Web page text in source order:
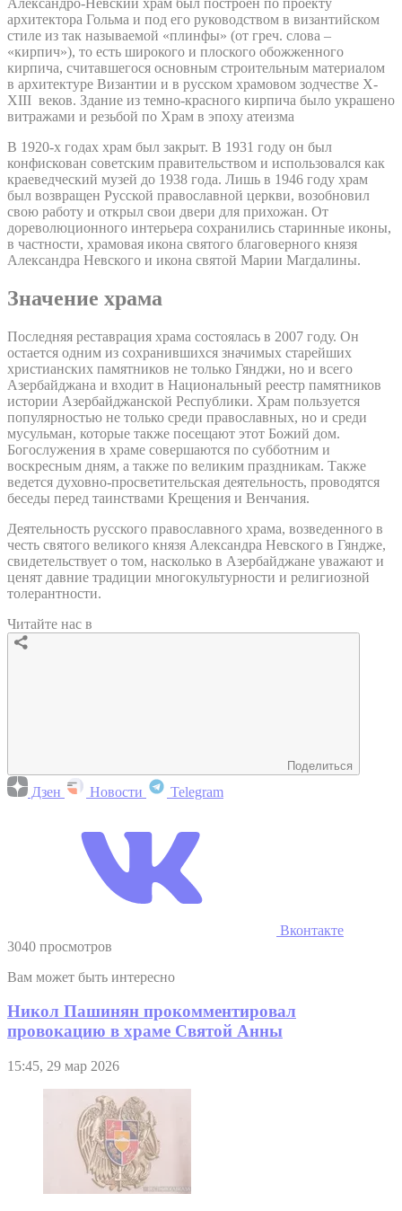
Александро-Невский храм был построен по проекту
архитектора Гольма и под его руководством в византийском
стиле из так называемой «плинфы» (от греч. слова –
«кирпич»), то есть широкого и плоского обожженного
кирпича, считавшегося основным строительным материалом
в архитектуре Византии и в русском храмовом зодчестве X-
XIII веков. Здание из темно-красного кирпича было украшено
витражами и резьбой по Храм в эпоху атеизма
В 1920-х годах храм был закрыт. В 1931 году он был
конфискован советским правительством и использовался как
краеведческий музей до 1938 года. Лишь в 1946 году храм
был возвращен Русской православной церкви, возобновил
свою работу и открыл свои двери для прихожан. От
дореволюционного интерьера сохранились старинные иконы,
в частности, храмовая икона святого благоверного князя
Александра Невского и икона святой Марии Магдалины.
Значение храма
Последняя реставрация храма состоялась в 2007 году. Он
остается одним из сохранившихся значимых старейших
христианских памятников не только Гянджи, но и всего
Азербайджана и входит в Национальный реестр памятников
истории Азербайджанской Республики. Храм пользуется
популярностью не только среди православных, но и среди
мусульман, которые также посещают этот Божий дом.
Богослужения в храме совершаются по субботним и
воскресным дням, а также по великим праздникам. Также
ведется духовно-просветительская деятельность, проводятся
беседы перед таинствами Крещения и Венчания.
Деятельность русского православного храма, возведенного в
честь святого великого князя Александра Невского в Гяндже,
свидетельствует о том, насколько в Азербайджане уважают и
ценят давние традиции многокультурности и религиозной
толерантности.
Читайте нас в
Поделиться
Дзен Новости Telegram
Вконтакте
3040 просмотров
Вам может быть интересно
Никол Пашинян прокомментировал
провокацию в храме Святой Анны
15:45, 29 мар 2026